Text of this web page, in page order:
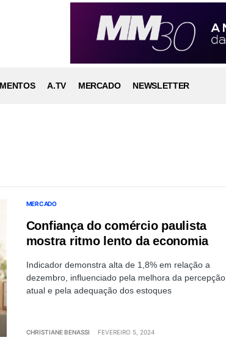
A.TV MERCADO
NEWSLETTER
MERCADO
Confiança do comércio paulista
mostra ritmo lento da economia
Indicador demonstra alta de 1,8% em relação a
dezembro, influenciado pela melhora da percepção
atual e pela adequação dos estoques
CHRISTIANE BENASSI FEVEREIRO 5, 2024